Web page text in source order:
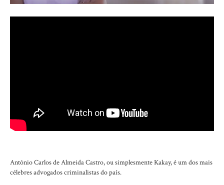
Antônio Carlos de Almeida Castro, ou simplesmente Kakay, é um dos mais
célebres advogados criminalistas do país.